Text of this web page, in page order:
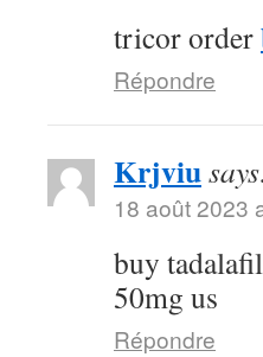
tricor order
Répondre
Krjviu
18 août 2023
buy
50mg us
Répondre